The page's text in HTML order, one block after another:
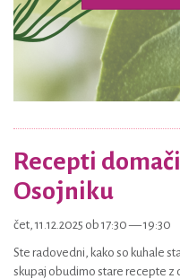
Recepti
Osojniku
čet, 11.12.2025 ob 17:30 — 19:30
Ste radovedni, kako so kuhale
skupaj obudimo stare recepte z